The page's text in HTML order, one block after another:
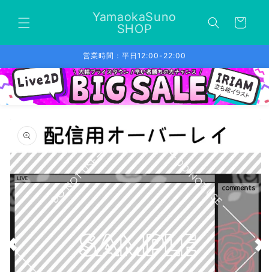
進む
YamaokaSuno
SHOP
ー
営業時間：平日12:00-22:00
報にス
キップ